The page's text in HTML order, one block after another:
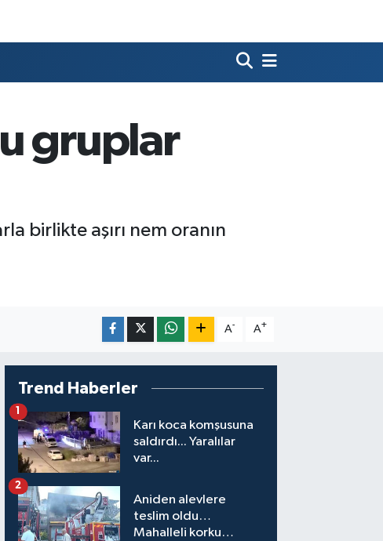
gruplar
birlikte aşırı nem oranın
A- A+
Trend Haberler
Karı koca komşusuna
saldırdı... Yaralılar
var...
1
Aniden alevlere
teslim oldu…
Mahalleli korku
2